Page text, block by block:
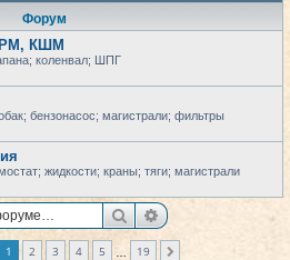
Форум
КШМ
коленвал; ШПГ
бензонасос; магистрали; фильтры
жидкости; краны; тяги; магистрали
ПоискРасширенный
из
1 2 3 4 5 19